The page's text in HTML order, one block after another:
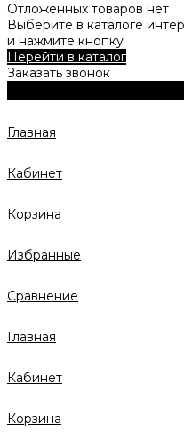
Отложенных товаров нет
Выберите в каталоге
и нажмите кнопку
Перейти в каталог
Заказать звонок
Главная
Кабинет
Корзина
Избранные
Сравнение
Главная
Кабинет
Корзина